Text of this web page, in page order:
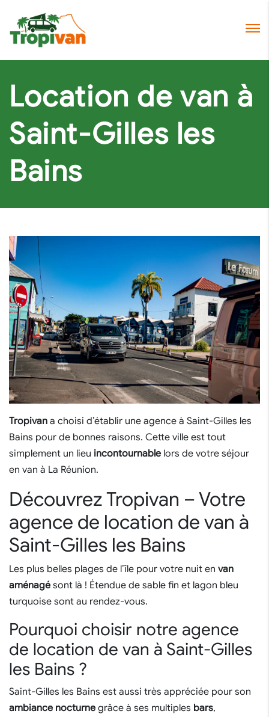
Location de van à
Saint-Gilles les
Bains
Tropivan a choisi d’établir une agence à Saint-Gilles les
Bains pour de bonnes raisons. Cette ville est tout
simplement un lieu incontournable lors de votre séjour
en van à La Réunion.
Découvrez Tropivan – Votre
agence de location de van à
Saint-Gilles les Bains
Les plus belles plages de l’île pour votre nuit en van
aménagé sont là ! Étendue de sable fin et lagon bleu
turquoise sont au rendez-vous.
Pourquoi choisir notre agence
de location de van à Saint-Gilles
les Bains ?
Saint-Gilles les Bains est aussi très appréciée pour son
ambiance nocturne grâce à ses multiples bars,